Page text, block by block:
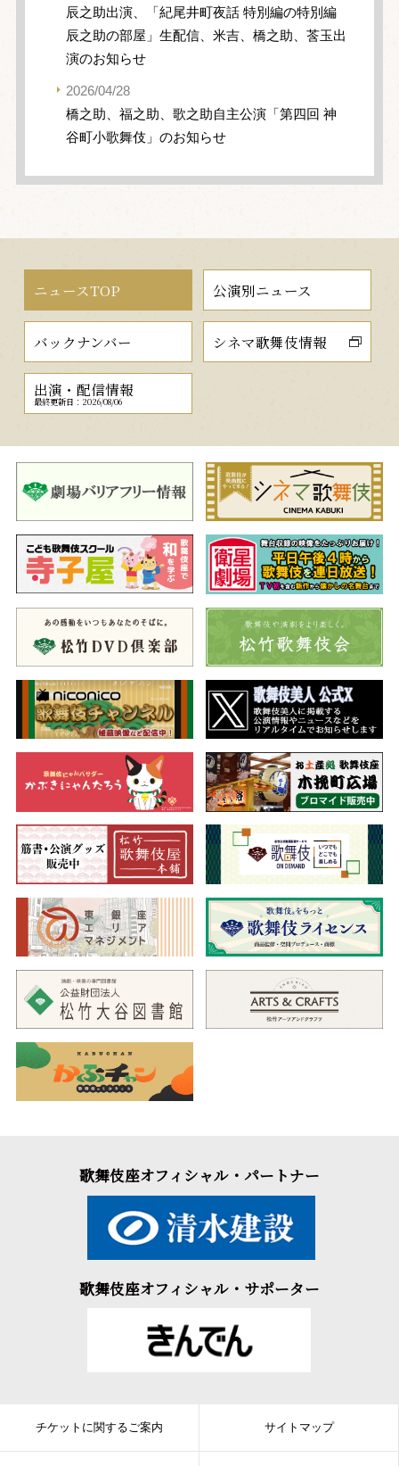
辰之助出演、「紀尾井町夜話 特別編の特別編
辰之助の部屋」生配信、米吉、橋之助、莟玉出
演のお知らせ
2026/04/28
橋之助、福之助、歌之助自主公演「第四回 神
谷町小歌舞伎」のお知らせ
ニュースTOP 公演別ニュース
バックナンバー シネマ歌舞伎情報
出演・配信情報
最終更新日：2026/08/06
歌舞伎座オフィシャル・パートナー
歌舞伎座オフィシャル・サポーター
チケットに関するご案内 サイトマップ